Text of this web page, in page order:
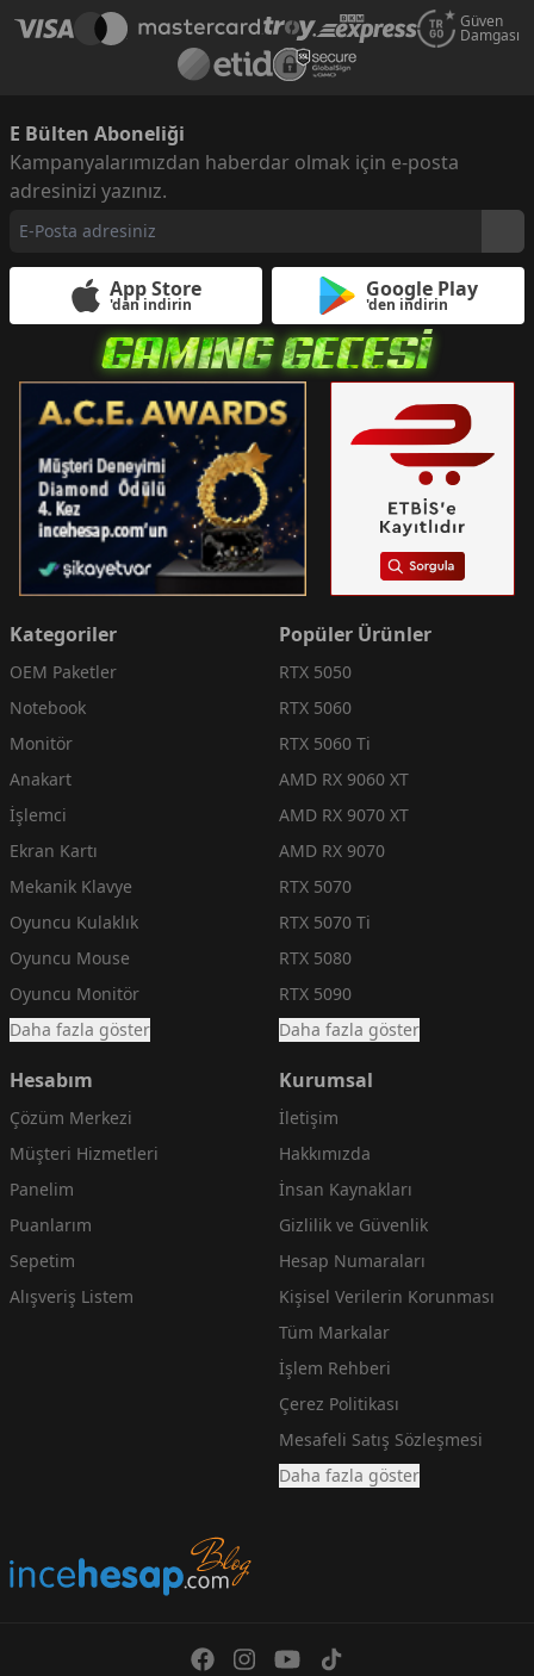
Güven
Damgası
E Bülten Aboneliği
Kampanyalarımızdan haberdar olmak için e-posta
adresinizi yazınız.
App Store
'dan indirin
Google Play
'den indirin
Kategoriler
OEM Paketler
Notebook
Monitör
Anakart
İşlemci
Ekran Kartı
Mekanik Klavye
Oyuncu Kulaklık
Oyuncu Mouse
Oyuncu Monitör
Daha fazla göster
Popüler Ürünler
RTX 5050
RTX 5060
RTX 5060 Ti
AMD RX 9060 XT
AMD RX 9070 XT
AMD RX 9070
RTX 5070
RTX 5070 Ti
RTX 5080
RTX 5090
Daha fazla göster
Hesabım
Çözüm Merkezi
Müşteri Hizmetleri
Panelim
Puanlarım
Sepetim
Alışveriş Listem
Kurumsal
İletişim
Hakkımızda
İnsan Kaynakları
Gizlilik ve Güvenlik
Hesap Numaraları
Kişisel Verilerin Korunması
Tüm Markalar
İşlem Rehberi
Çerez Politikası
Mesafeli Satış Sözleşmesi
Daha fazla göster